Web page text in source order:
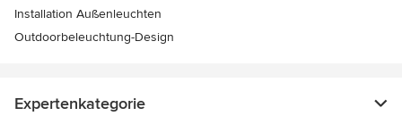
Installation Außenleuchten
Outdoorbeleuchtung-Design
Expertenkategorie